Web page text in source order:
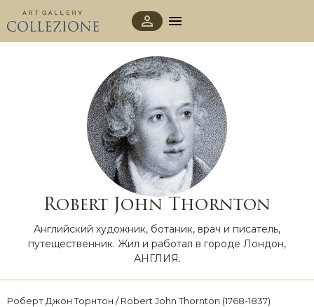
Robert John Thornton
Английский художник, ботаник, врач и писатель,
путещественник. Жил и работал в городе Лондон,
АНГЛИЯ.
Роберт Джон Торнтон / Robert John Thornton (1768-1837)